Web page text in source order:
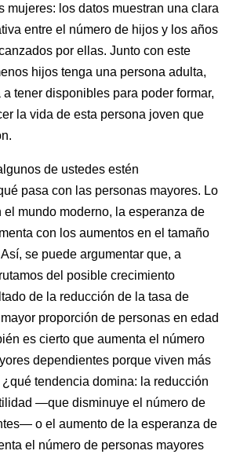
mujeres: los datos muestran una clara
entre el número de hijos y los años
por ellas. Junto con este
hijos tenga una persona adulta,
a tener disponibles para poder formar,
la vida de esta persona joven que
de ustedes estén
pasa con las personas mayores. Lo
el mundo moderno, la esperanza de
con los aumentos en el tamaño
se puede argumentar que, a
del posible crecimiento
de la reducción de la tasa de
proporción de personas en edad
es cierto que aumenta el número
dependientes porque viven más
tendencia domina: la reducción
—que disminuye el número de
o el aumento de la esperanza de
el número de personas mayores